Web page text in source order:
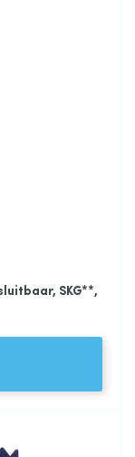
SKG**,